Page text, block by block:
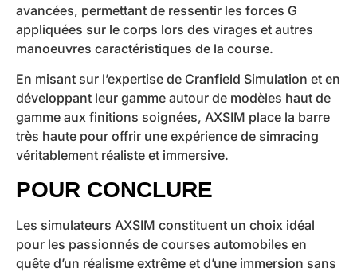
avancées, permettant de ressentir les forces G
appliquées sur le corps lors des virages et autres
manoeuvres caractéristiques de la course.
En misant sur l’expertise de Cranfield Simulation et en
développant leur gamme autour de modèles haut de
gamme aux finitions soignées, AXSIM place la barre
très haute pour offrir une expérience de simracing
véritablement réaliste et immersive.
POUR CONCLURE
Les simulateurs AXSIM constituent un choix idéal
pour les passionnés de courses automobiles en
quête d’un réalisme extrême et d’une immersion sans